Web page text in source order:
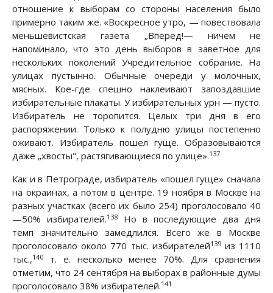
отношение к выборам со стороны населения было
примерно таким же. «Воскресное утро, — повествовала
меньшевистская газета „Вперед!— ничем не
напоминало, что это день выборов в заветное для
нескольких поколений Учредительное собрание. На
улицах пустынно. Обычные очереди у молочных,
мясных. Кое-где спешно наклеивают запоздавшие
избирательные плакаты. У избирательных урн — пусто.
Избиратель не торопится. Целых три дня в его
распоряжении. Только к полудню улицы постепенно
оживают. Избиратель пошел гуще. Образовываются
даже „хвосты", растягивающиеся по улице».137
Как и в Петрограде, избиратель «пошел гуще» сначала
на окраинах, а потом в центре. 19 ноября в Москве на
разных участках (всего их было 254) проголосовало 40
—50% избирателей.138
Но в последующие два дня
темп значительно замедлился. Всего же в Москве
проголосовало около 770 тыс. избирателей139из 1110
тыс.,140
т. е. несколько менее 70%. Для сравнения
отметим, что 24 сентября на выборах в районные думы
проголосовало 38% избирателей.141